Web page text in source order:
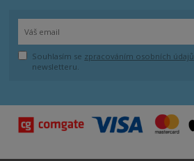
Souhlasím se zpracováním osobních údajů
newsletteru.